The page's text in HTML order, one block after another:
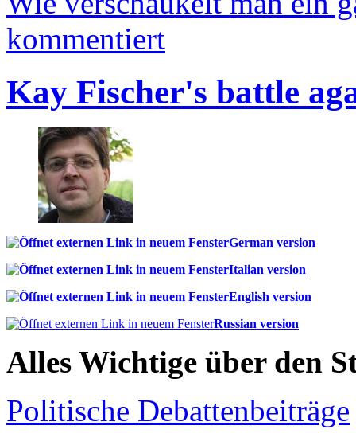
kommentiert
Kay Fischer's battle
German version
Italian version
English version
Russian version
Alles Wichtige über den
Politische Debattenbeiträge